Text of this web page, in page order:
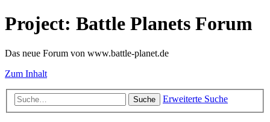
Project: Battle Planets Forum
Das neue Forum von www.battle-planet.de
Zum Inhalt
Suche Erweiterte Suche